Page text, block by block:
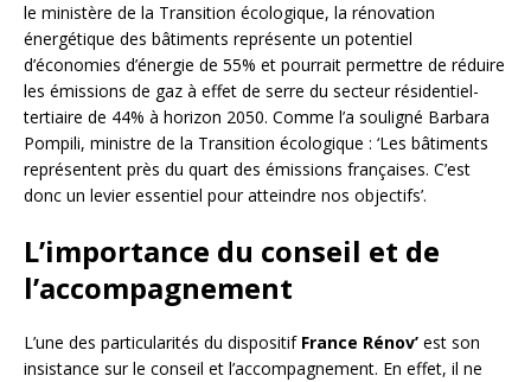
le ministère de la Transition écologique, la rénovation
énergétique des bâtiments représente un potentiel
d’économies d’énergie de 55% et pourrait permettre de réduire
les émissions de gaz à effet de serre du secteur résidentiel-
tertiaire de 44% à horizon 2050. Comme l’a souligné Barbara
Pompili, ministre de la Transition écologique : ‘Les bâtiments
représentent près du quart des émissions françaises. C’est
donc un levier essentiel pour atteindre nos objectifs’.
L’importance du conseil et de
l’accompagnement
L’une des particularités du dispositif France Rénov’ est son
insistance sur le conseil et l’accompagnement. En effet, il ne